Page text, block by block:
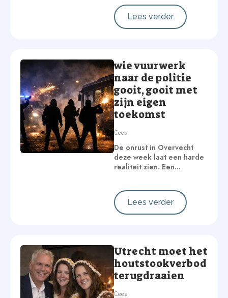
Lees verder
wie vuurwerk
naar de politie
gooit, gooit met
zijn eigen
toekomst
Cees
De onrust in Overvecht
deze week laat een harde
realiteit zien. Een…
Lees verder
Utrecht moet het
houtstookverbod
terugdraaien
Cees